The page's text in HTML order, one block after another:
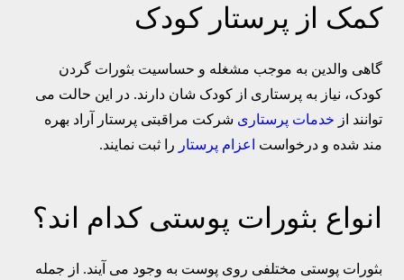
کمک از پرستار کودک
گاهی والدین به موجب مشغله و حساسیت بثورات گردن
کودک، نیاز به پرستاری از کودک شان دارند. در این حالت می
توانند از خدمات پرستاری شرکت مراقبتی پرستار آراد بهره
مند شده و درخواست
اعزام پرستار را ثبت نمایند.
انواع بثورات پوستی کدام اند؟
بثورات پوستی مختلفی روی پوست به وجود می آیند. از جمله